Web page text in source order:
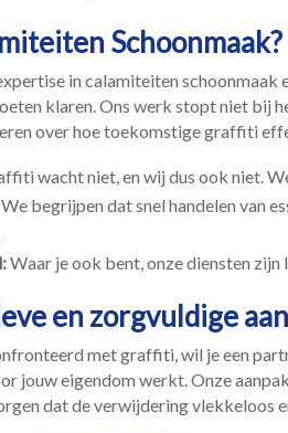
Schoonmaak?
in calamiteiten schoonmaak
klaren.​ Ons werk stopt niet bij
over hoe toekomstige graffiti
wacht niet, en wij dus ook niet.​
We begrijpen dat snel handelen van
Waar je ook bent, onze diensten
en zorgvuldige
met graffiti, wil je een
jouw eigendom werkt.​ Onze
dat de verwijdering vlekkeloos